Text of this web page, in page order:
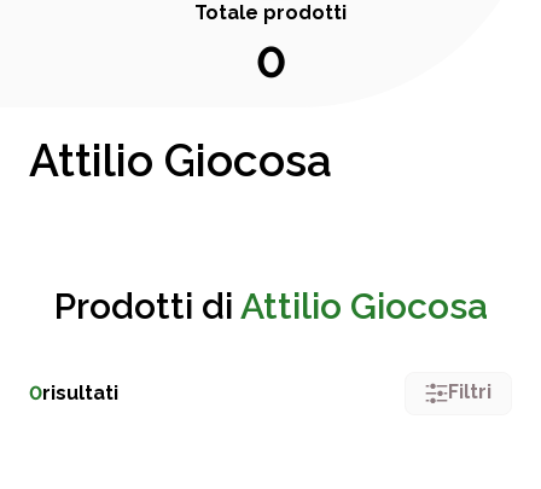
Totale prodotti
0
Attilio Giocosa
Prodotti di Attilio Giocosa
0risultati Filtri